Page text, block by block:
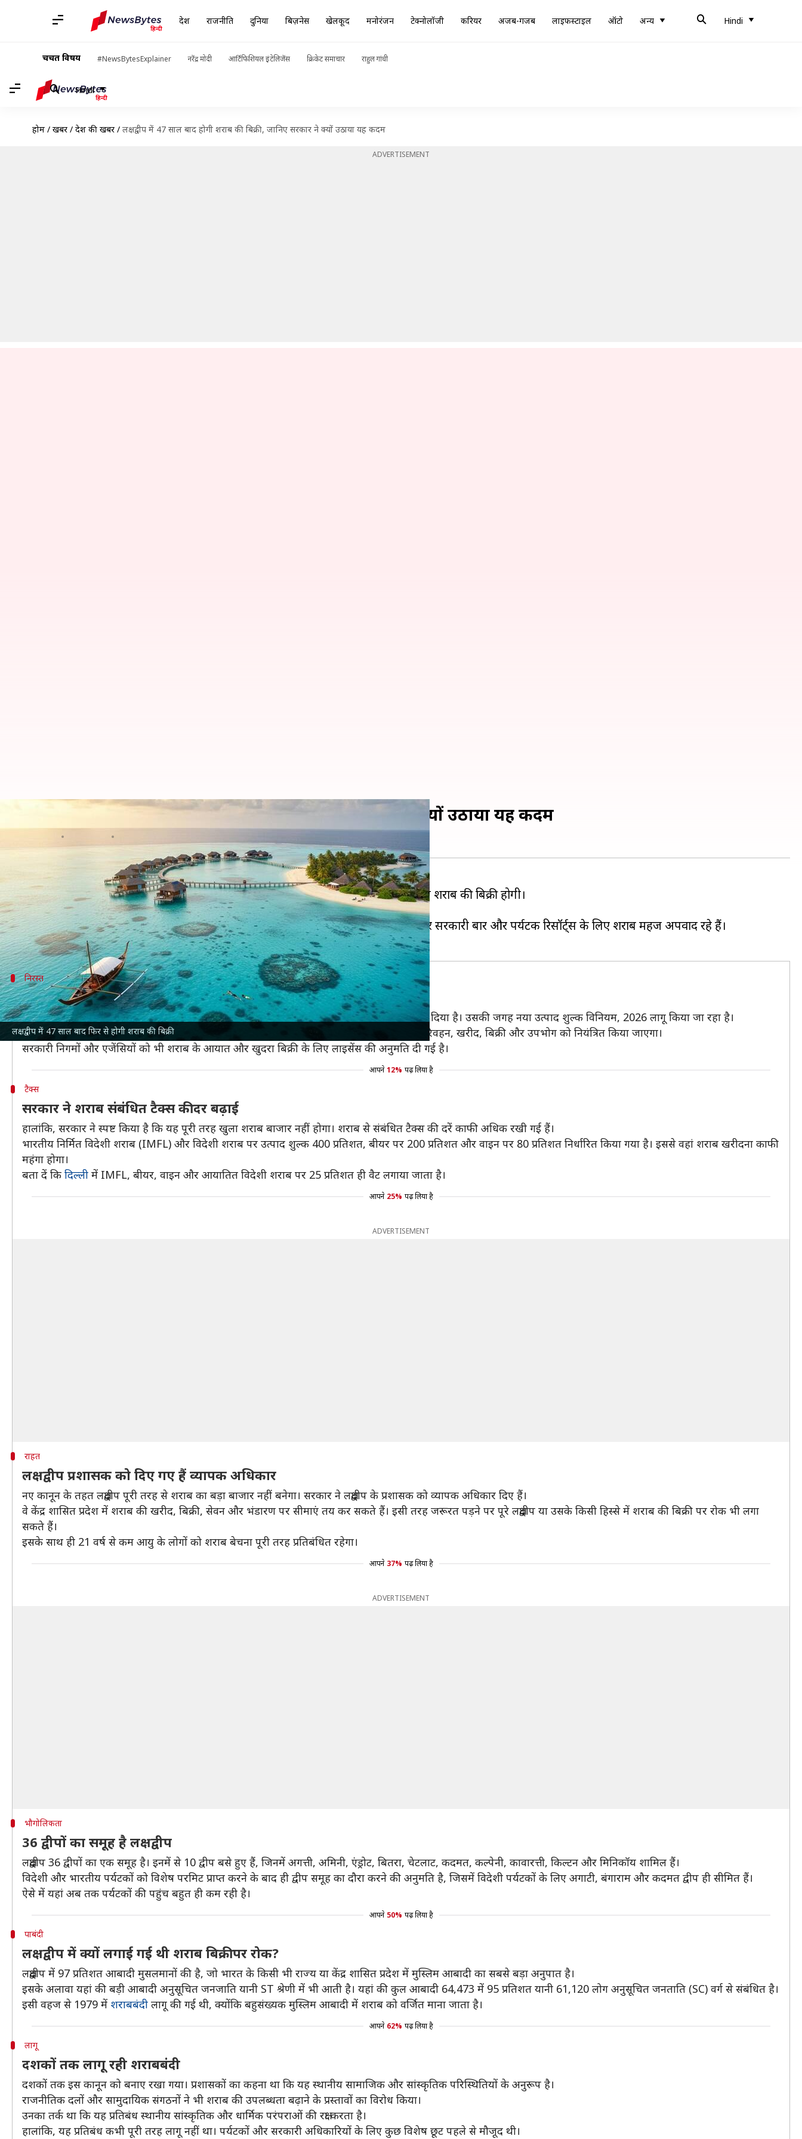
देश राजनीति दुनिया बिज़नेस खेलकूद मनोरंजन टेक्नोलॉजी करियर अजब-गजब लाइफस्टाइल ऑटो अन्य Hindi
चर्चित विषय #NewsBytesExplainer नरेंद्र मोदी आर्टिफिशियल इंटेलिजेंस क्रिकेट समाचार राहुल गांधी
Hindi
होम / खबरें / देश की खबरें / लक्षद्वीप में 47 साल बाद होगी शराब की बिक्री, जानिए सरकार ने क्यों उठाया यह कदम
ADVERTISEMENT
लक्षद्वीप में 47 साल बाद फिर से होगी शराब की बिक्री
लक्षद्वीप में 47 साल बाद होगी शराब की बिक्री, जानिए सरकार ने क्यों उठाया यह कदम
मुस्लिम बहुल केंद्र शासित प्रदेशलक्षद्वीपमें 47 सालों में पहली बार लाइसेंस प्राप्त दुकानों के माध्यम से शराब की बिक्री होगी।
इसके पीछे कारण
केंद्र सरकारद्वारा लक्षद्वीप निषेध विनियमन, 1979 को निरस्त करना है।
इस कानून ने लागू होने के बाद से लक्षद्वीप को शराब से मुक्त रखा था। कवरत्ती और बंगाराम द्वीपों पर सरकारी बार और पर्यटक रिसॉर्ट्स के लिए शराब महज अपवाद रहे हैं।
निरस्त
सरकार ने 5 जून को निरस्त किया कानून
सरकार ने लक्षद्वीप निषेध विनियमन, 1979 को 5 जून को जारी राजपत्र अधिसूचना के माध्यम से निरस्त कर दिया है। उसकी जगह नया उत्पाद शुल्क विनियम, 2026 लागू किया जा रहा है।
इसके तहत लाइसेंसिंग प्रणाली लागू की गई है, जिसके अंतर्गत शराब के निर्माण, कब्जे, आयात, निर्यात, परिवहन, खरीद, बिक्री और उपभोग को नियंत्रित किया जाएगा।
सरकारी निगमों और एजेंसियों को भी शराब के आयात और खुदरा बिक्री के लिए लाइसेंस की अनुमति दी गई है।
आपने 12% पढ़ लिया है
टैक्स
सरकार ने शराब संबंधित टैक्स की दर बढ़ाई
हालांकि, सरकार ने स्पष्ट किया है कि यह पूरी तरह खुला शराब बाजार नहीं होगा। शराब से संबंधित टैक्स की दरें काफी अधिक रखी गई हैं।
भारतीय निर्मित विदेशी शराब (IMFL) और विदेशी शराब पर उत्पाद शुल्क 400 प्रतिशत, बीयर पर 200 प्रतिशत और वाइन पर 80 प्रतिशत निर्धारित किया गया है। इससे वहां शराब खरीदना काफी
महंगा होगा।
बता दें कि दिल्ली में IMFL, बीयर, वाइन और आयातित विदेशी शराब पर 25 प्रतिशत ही वैट लगाया जाता है।
आपने 25% पढ़ लिया है
ADVERTISEMENT
राहत
लक्षद्वीप प्रशासक को दिए गए हैं व्यापक अधिकार
नए कानून के तहत लक्षद्वीप पूरी तरह से शराब का बड़ा बाजार नहीं बनेगा। सरकार ने लक्षद्वीप के प्रशासक को व्यापक अधिकार दिए हैं।
वे केंद्र शासित प्रदेश में शराब की खरीद, बिक्री, सेवन और भंडारण पर सीमाएं तय कर सकते हैं। इसी तरह जरूरत पड़ने पर पूरे लक्षद्वीप या उसके किसी हिस्से में शराब की बिक्री पर रोक भी लगा
सकते हैं।
इसके साथ ही 21 वर्ष से कम आयु के लोगों को शराब बेचना पूरी तरह प्रतिबंधित रहेगा।
आपने 37% पढ़ लिया है
ADVERTISEMENT
भौगोलिकता
36 द्वीपों का समूह है लक्षद्वीप
लक्षद्वीप 36 द्वीपों का एक समूह है। इनमें से 10 द्वीप बसे हुए हैं, जिनमें अगत्ती, अमिनी, एंड्रोट, बितरा, चेटलाट, कदमत, कल्पेनी, कावारत्ती, किल्टन और मिनिकॉय शामिल हैं।
विदेशी और भारतीय पर्यटकों को विशेष परमिट प्राप्त करने के बाद ही द्वीप समूह का दौरा करने की अनुमति है, जिसमें विदेशी पर्यटकों के लिए अगाटी, बंगाराम और कदमत द्वीप ही सीमित हैं।
ऐसे में यहां अब तक पर्यटकों की पहुंच बहुत ही कम रही है।
आपने 50% पढ़ लिया है
पाबंदी
लक्षद्वीप में क्यों लगाई गई थी शराब बिक्री पर रोक?
लक्षद्वीप में 97 प्रतिशत आबादी मुसलमानों की है, जो भारत के किसी भी राज्य या केंद्र शासित प्रदेश में मुस्लिम आबादी का सबसे बड़ा अनुपात है।
इसके अलावा यहां की बड़ी आबादी अनुसूचित जनजाति यानी ST श्रेणी में भी आती है। यहां की कुल आबादी 64,473 में 95 प्रतिशत यानी 61,120 लोग अनुसूचित जनताति (SC) वर्ग से संबंधित है।
इसी वहज से 1979 में शराबबंदी लागू की गई थी, क्योंकि बहुसंख्यक मुस्लिम आबादी में शराब को वर्जित माना जाता है।
आपने 62% पढ़ लिया है
लागू
दशकों तक लागू रही शराबबंदी
दशकों तक इस कानून को बनाए रखा गया। प्रशासकों का कहना था कि यह स्थानीय सामाजिक और सांस्कृतिक परिस्थितियों के अनुरूप है।
राजनीतिक दलों और सामुदायिक संगठनों ने भी शराब की उपलब्धता बढ़ाने के प्रस्तावों का विरोध किया।
उनका तर्क था कि यह प्रतिबंध स्थानीय सांस्कृतिक और धार्मिक परंपराओं की रक्षा करता है।
हालांकि, यह प्रतिबंध कभी पूरी तरह लागू नहीं था। पर्यटकों और सरकारी अधिकारियों के लिए कुछ विशेष छूट पहले से मौजूद थी।